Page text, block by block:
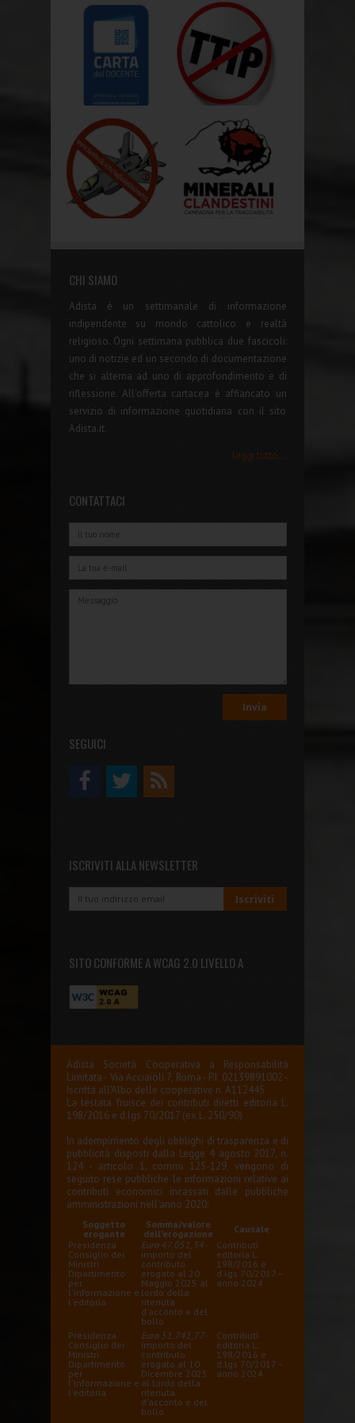
CHI SIAMO
Adista è un settimanale di informazione
indipendente su mondo cattolico e realtà
religioso. Ogni settimana pubblica due fascicoli:
uno di notizie ed un secondo di documentazione
che si alterna ad uno di approfondimento e di
riflessione. All'offerta cartacea è affiancato un
servizio di informazione quotidiana con il sito
Adista.it.
leggi tutto...
CONTATTACI
SEGUICI
ISCRIVITI ALLA NEWSLETTER
SITO CONFORME A WCAG 2.0 LIVELLO A
Adista Società Cooperativa a Responsabilità
Limitata - Via Acciaioli 7, Roma - P.I. 02139891002 -
Iscritta all'Albo delle cooperative n. A112445
La testata fruisce dei contributi diretti editoria L.
198/2016 e d.lgs 70/2017 (ex L. 250/90)
In adempimento degli obblighi di trasparenza e di
pubblicità disposti dalla Legge 4 agosto 2017, n.
124 - articolo 1, commi 125-129, vengono di
seguito rese pubbliche le informazioni relative ai
contributi economici incassati dalle pubbliche
amministrazioni nell'anno 2020:
Soggetto
erogante
Somma/valore
dell'erogazione
Causale
Presidenza
Consiglio dei
Ministri
Dipartimento
per
l'informazione e
l'editoria
Euro 47.051,34 -
importo del
contributo
erogato al 20
Maggio 2025 al
lordo della
ritenuta
d'acconto e del
bollo
Contributi
editoria L.
198/2016 e
d.lgs 70/2017 –
anno 2024
Presidenza
Consiglio dei
Ministri
Dipartimento
per
l'informazione e
l'editoria
Euro 51.741,77 -
importo del
contributo
erogato al 10
Dicembre 2025
al lordo della
ritenuta
d'acconto e del
bollo
Contributi
editoria L.
198/2016 e
d.lgs 70/2017 –
anno 2024